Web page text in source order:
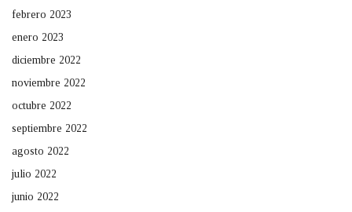
febrero 2023
enero 2023
diciembre 2022
noviembre 2022
octubre 2022
septiembre 2022
agosto 2022
julio 2022
junio 2022